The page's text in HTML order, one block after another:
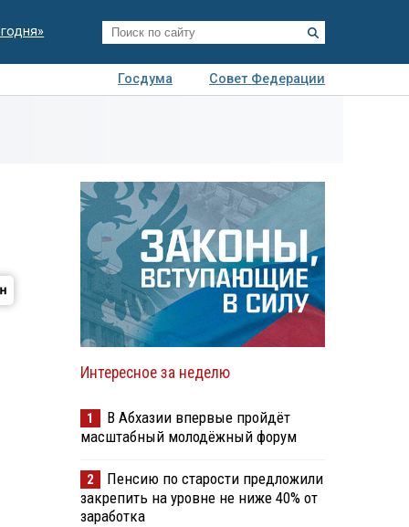
Госдума
Совет Федерации
Интересное за неделю
1
В Абхазии впервые пройдёт
масштабный молодёжный форум
2
Пенсию по старости предложили
закрепить на уровне не ниже 40% от
заработка